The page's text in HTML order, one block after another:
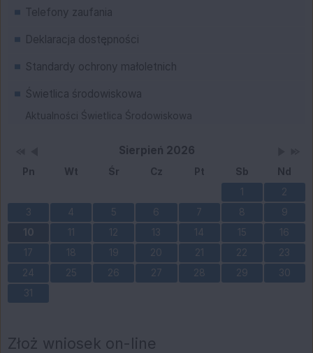
Telefony zaufania
Deklaracja dostępności
Standardy ochrony małoletnich
Świetlica środowiskowa
Aktualności Świetlica Środowiskowa
Lista wydarzeń w miesiącu
Sierpień 2026Brak wydarzeń w tym
Przestaw datę na Sierpień 2025
Przestaw datę na Lipiec 2026
Pn Wt Śr Cz Pt Sb
Nd
1
2
3
4 5 6 7 8
9
10
11 12 13 14 15
16
17
18 19 20 21 22
23
24
25 26 27 28 29
30
31
Złoż wniosek on-line